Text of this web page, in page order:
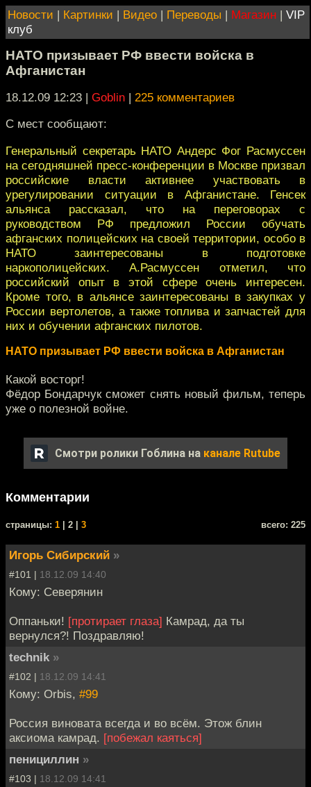
Новости | Картинки | Видео | Переводы | Магазин | VIP
клуб
НАТО призывает РФ ввести войска в
Афганистан
18.12.09 12:23 | Goblin | 225 комментариев
С мест сообщают:
Генеральный секретарь НАТО Андерс Фог Расмуссен
на сегодняшней пресс-конференции в Москве призвал
российские власти активнее участвовать в
урегулировании ситуации в Афганистане. Генсек
альянса рассказал, что на переговорах с
руководством РФ предложил России обучать
афганских полицейских на своей территории, особо в
НАТО заинтересованы в подготовке
наркополицейских. А.Расмуссен отметил, что
российский опыт в этой сфере очень интересен.
Кроме того, в альянсе заинтересованы в закупках у
России вертолетов, а также топлива и запчастей для
них и обучении афганских пилотов.
НАТО призывает РФ ввести войска в Афганистан
Какой восторг!
Фёдор Бондарчук сможет снять новый фильм, теперь
уже о полезной войне.
Смотри ролики Гоблина на канале Rutube
Комментарии
cтраницы: 1 | 2 | 3 всего: 225
Игорь Сибирский »
#101 | 18.12.09 14:40
Кому: Северянин
Оппаньки! [протирает глаза] Камрад, да ты
вернулся?! Поздравляю!
technik »
#102 | 18.12.09 14:41
Кому: Orbis, #99
Россия виновата всегда и во всём. Этож блин
аксиома камрад. [побежал каяться]
пенициллин »
#103 | 18.12.09 14:41